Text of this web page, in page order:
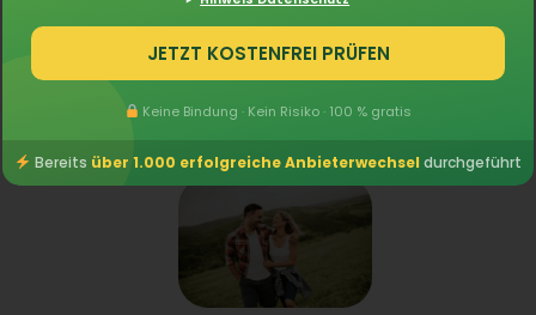
Nach der Halbierung zahlen sie:915 € pro Jahr
Daher ergibt sich für die beiden ab 1. Juli 2024 eine
Preissteigerung von 435 € jährlich.
JETZT KOSTENFREI PRÜFEN
Keine Bindung · Kein Risiko · 100 % gratis
Bereits über 1.000 erfolgreiche Anbieterwechsel durchgeführt